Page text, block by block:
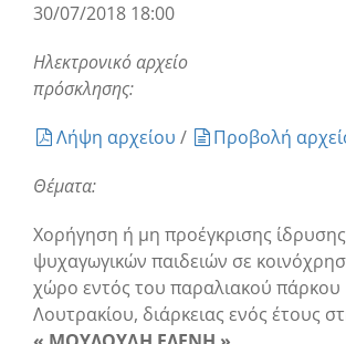
30/07/2018 18:00
Ηλεκτρονικό αρχείο
πρόσκλησης:
Λήψη αρχείου /
Προβολή
Θέματα:
Χορήγηση ή μη προέγκρισης ίδρυσης
ψυχαγωγικών παιδειών σε
χώρο εντός του παραλιακού πάρκου
Λουτρακίου, διάρκειας ενός έτους